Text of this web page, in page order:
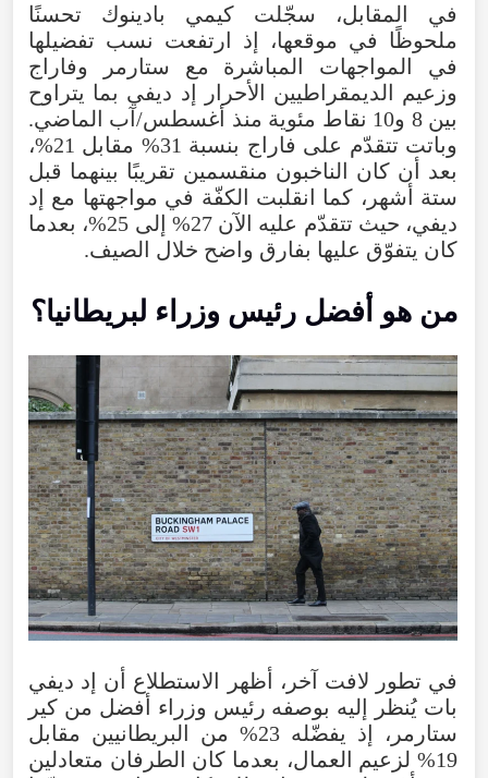
في المقابل، سجّلت كيمي بادينوك تحسنًا
ملحوظًا في موقعها، إذ ارتفعت نسب تفضيلها
في المواجهات المباشرة مع ستارمر وفاراج
وزعيم الديمقراطيين الأحرار إد ديفي بما يتراوح
بين 8 و10 نقاط مئوية منذ أغسطس/آب الماضي.
وباتت تتقدّم على فاراج بنسبة 31% مقابل 21%،
بعد أن كان الناخبون منقسمين تقريبًا بينهما قبل
ستة أشهر، كما انقلبت الكفّة في مواجهتها مع إد
ديفي، حيث تتقدّم عليه الآن 27% إلى 25%، بعدما
كان يتفوّق عليها بفارق واضح خلال الصيف.
من هو أفضل رئيس وزراء لبريطانيا؟
في تطور لافت آخر، أظهر الاستطلاع أن إد ديفي
بات يُنظر إليه بوصفه رئيس وزراء أفضل من كير
ستارمر، إذ يفضّله 23% من البريطانيين مقابل
19% لزعيم العمال، بعدما كان الطرفان متعادلين